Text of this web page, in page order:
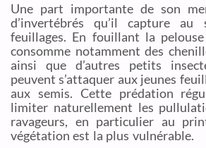
Une part importante de son
d’invertébrés qu’il capture
feuillages. En fouillant la
consomme notamment des
ainsi que d’autres petits
peuvent s’attaquer aux jeunes
aux semis. Cette prédation
limiter naturellement les
ravageurs, en particulier au
végétation est la plus vulnérable.